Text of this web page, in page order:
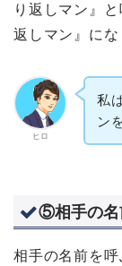
り返しマン』
返しマン』にな
ヒロ
私
ン
⑤相手の名
相手の名前を